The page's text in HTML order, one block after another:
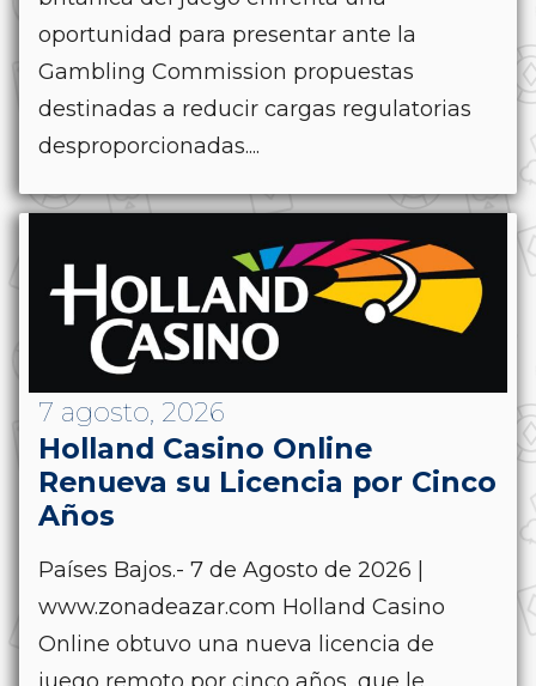
oportunidad para presentar ante la
Gambling Commission propuestas
destinadas a reducir cargas regulatorias
desproporcionadas....
7 agosto, 2026
Holland Casino Online
Renueva su Licencia por Cinco
Años
Países Bajos.- 7 de Agosto de 2026 |
www.zonadeazar.com Holland Casino
Online obtuvo una nueva licencia de